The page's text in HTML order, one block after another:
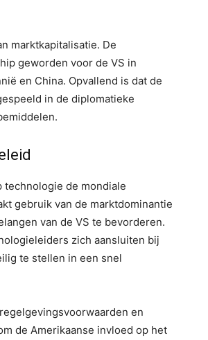
marktkapitalisatie. De
geworden voor de VS in
en China. Opvallend is dat de
in de diplomatieke
technologie de mondiale
gebruik van de marktdominantie
van de VS te bevorderen.
zich aansluiten bij
te stellen in een snel
en
de Amerikaanse invloed op het